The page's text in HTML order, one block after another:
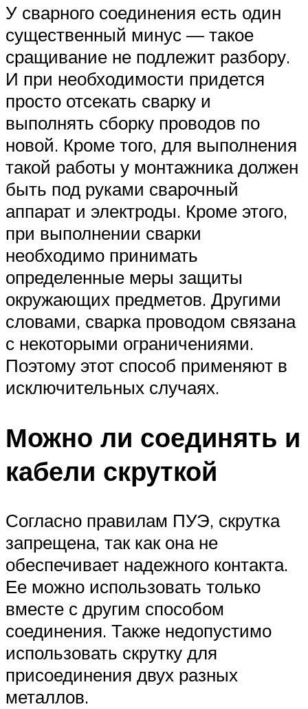
У сварного соединения есть один
существенный минус — такое
сращивание не подлежит разбору.
И при необходимости придется
просто отсекать сварку и
выполнять сборку проводов по
новой. Кроме того, для выполнения
такой работы у монтажника должен
быть под руками сварочный
аппарат и электроды. Кроме этого,
при выполнении сварки
необходимо принимать
определенные меры защиты
окружающих предметов. Другими
словами, сварка проводом связана
с некоторыми ограничениями.
Поэтому этот способ применяют в
исключительных случаях.
Можно ли соединять и
кабели скруткой
Согласно правилам ПУЭ, скрутка
запрещена, так как она не
обеспечивает надежного контакта.
Ее можно использовать только
вместе с другим способом
соединения. Также недопустимо
использовать скрутку для
присоединения двух разных
металлов.